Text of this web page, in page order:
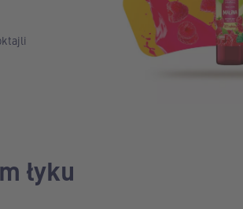
łyku